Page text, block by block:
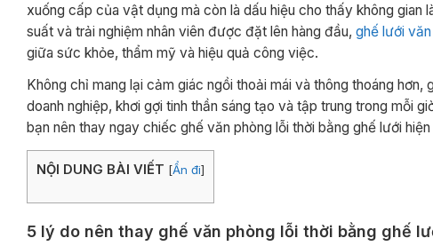
xuống cấp của vật dụng mà còn là dấu hiệu cho thấy không
suất và trải nghiệm nhân viên được đặt lên hàng đầu, ghế lưới
giữa sức khỏe, thẩm mỹ và hiệu quả công việc.
Không chỉ mang lại cảm giác ngồi thoải mái và thông thoáng
doanh nghiệp, khơi gợi tinh thần sáng tạo và tập trung trong mỗi
bạn nên thay ngay chiếc ghế văn phòng lỗi thời bằng ghế lưới
NỘI DUNG BÀI VIẾT [Ẩn đi]
5 lý do nên thay ghế văn phòng lỗi thời bằng ghế